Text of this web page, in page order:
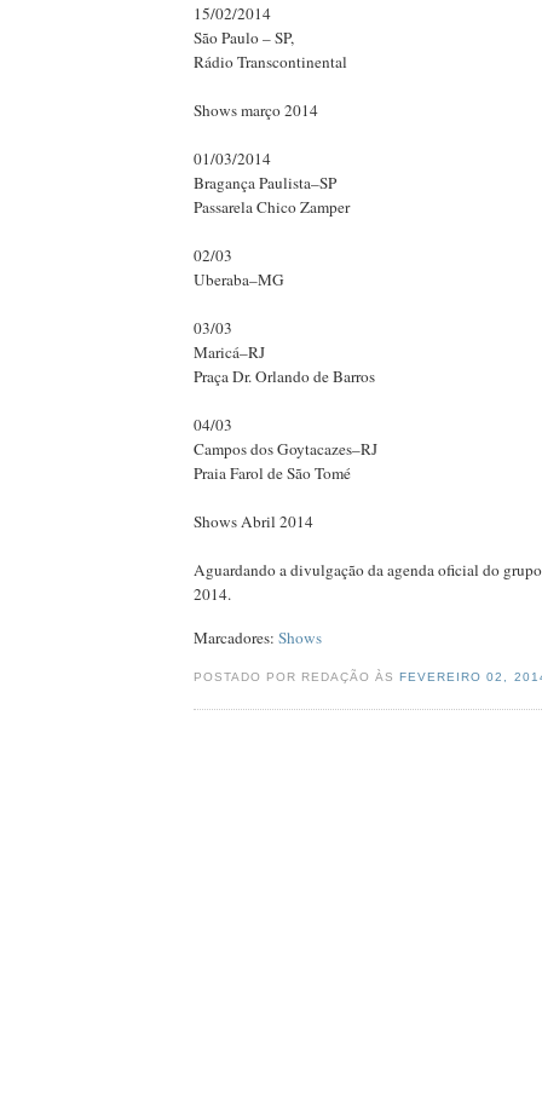
15/02/2014
São Paulo – SP,
Rádio Transcontinental
Shows março 2014
01/03/2014
Bragança Paulista–SP
Passarela Chico Zamper
02/03
Uberaba–MG
03/03
Maricá–RJ
Praça Dr. Orlando de Barros
04/03
Campos dos Goytacazes–RJ
Praia Farol de São Tomé
Shows Abril 2014
Aguardando a divulgação da agenda oficial do
2014.
Marcadores: Shows
POSTADO POR REDAÇÃO ÀSFEVEREIRO 02,